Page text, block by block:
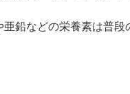
鉛などの栄養素は普